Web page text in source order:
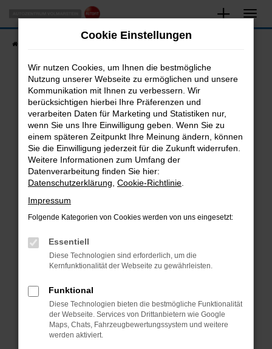
Zum
Hauptinhalt
springen
Fahrzeugsuche
Fehler: Network Error
Beim Laden ist ein Fehler aufgetreten.
Hier sind ein paar Tipps, die dir helfen können:
Überprüfe deine Firewall und deine
Internetverbindung.
Laden andere Webseiten, zum Beispiel deine
Suchmaschine?
Prüfe deine Browsererweiterungen.
können das Laden bestimmter Seiten
verhindern. Funktioniert die Seite in einem
anderen Browser oder in einem privaten
Starte dein Gerät neu.
Das kann manchmal helfen, vorübergehende
Probleme zu beheben.
Cookie Einstellungen
Wir nutzen Cookies, um Ihnen die bestmögliche
Nutzung unserer Webseite zu ermöglichen und unsere
Kommunikation mit Ihnen zu verbessern. Wir
berücksichtigen hierbei Ihre Präferenzen und
verarbeiten Daten für Marketing und Statistiken nur,
wenn Sie uns Ihre Einwilligung geben. Wenn Sie zu
einem späteren Zeitpunkt Ihre Meinung ändern, können
Sie die Einwilligung jederzeit für die Zukunft widerrufen.
Weitere Informationen zum Umfang der
Datenverarbeitung finden Sie hier:
Datenschutzerklärung Cookie-Richtlinie
Impressum
Folgende Kategorien von Cookies werden von uns eingesetzt:
Essentiell
Diese Technologien sind erforderlich, um die
Kernfunktionalität der Webseite zu gewährleisten.
Funktional
Diese Technologien bieten die bestmögliche Funktionalität
der Webseite. Services von Drittanbietern wie Google
Maps, Chats, Fahrzeugbewertungssystem und weitere
werden aktiviert.